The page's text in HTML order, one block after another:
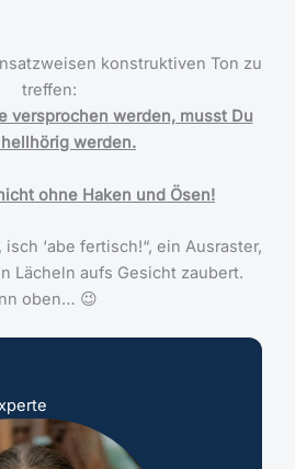
konstruktiven Ton zu
treffen:
versprochen werden, musst Du
werden.
ohne Haken und Ösen!
‘abe fertisch!“, ein Ausraster,
Lächeln aufs Gesicht zaubert.
oben… 😉